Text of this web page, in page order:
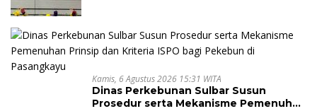
Kamis, 6 Agustus 2026 15:31 WITA
Dinas Perkebunan Sulbar Susun
Prosedur serta Mekanisme Pemenuhan